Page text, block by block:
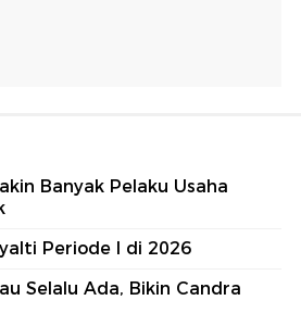
Banyak Pelaku Usaha
Periode I di 2026
Selalu Ada, Bikin Candra